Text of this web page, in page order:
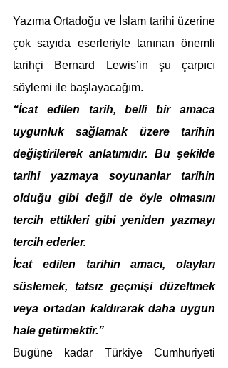
Yazıma Ortadoğu ve İslam tarihi üzerine
çok sayıda eserleriyle tanınan önemli
tarihçi Bernard Lewis’in şu çarpıcı
söylemi ile başlayacağım.
“İcat edilen tarih, belli bir amaca
uygunluk sağlamak üzere tarihin
değiştirilerek anlatımıdır. Bu şekilde
tarihi yazmaya soyunanlar tarihin
olduğu gibi değil de öyle olmasını
tercih ettikleri gibi yeniden yazmayı
tercih ederler.
İcat edilen tarihin amacı, olayları
süslemek, tatsız geçmişi düzeltmek
veya ortadan kaldırarak daha uygun
hale getirmektir.”
Bugüne kadar Türkiye Cumhuriyeti